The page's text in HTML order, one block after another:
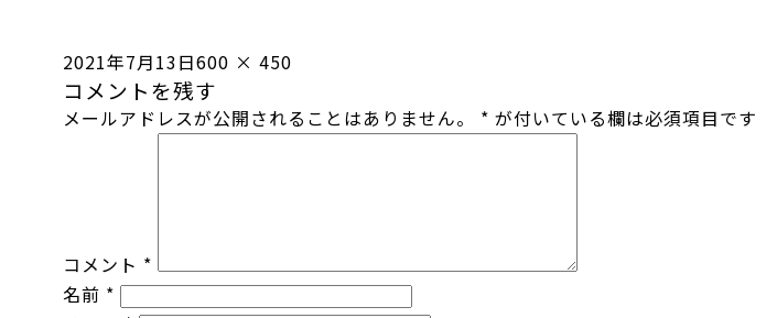
投
稿
日:
2021年7月13日フ
ル
サ
600 × 450
コメントを残す
メールアドレスが公開されることはありません。 * が付いている欄は必須項目です
コメント *
名前 *